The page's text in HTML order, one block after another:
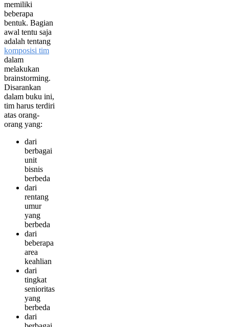
memiliki
beberapa
bentuk. Bagian
awal tentu saja
adalah tentang
komposisi tim
dalam
melakukan
brainstorming.
Disarankan
dalam buku ini,
tim harus terdiri
atas orang-
orang yang:
dari
berbagai
unit
bisnis
berbeda
dari
rentang
umur
yang
berbeda
dari
beberapa
area
keahlian
dari
tingkat
senioritas
yang
berbeda
dari